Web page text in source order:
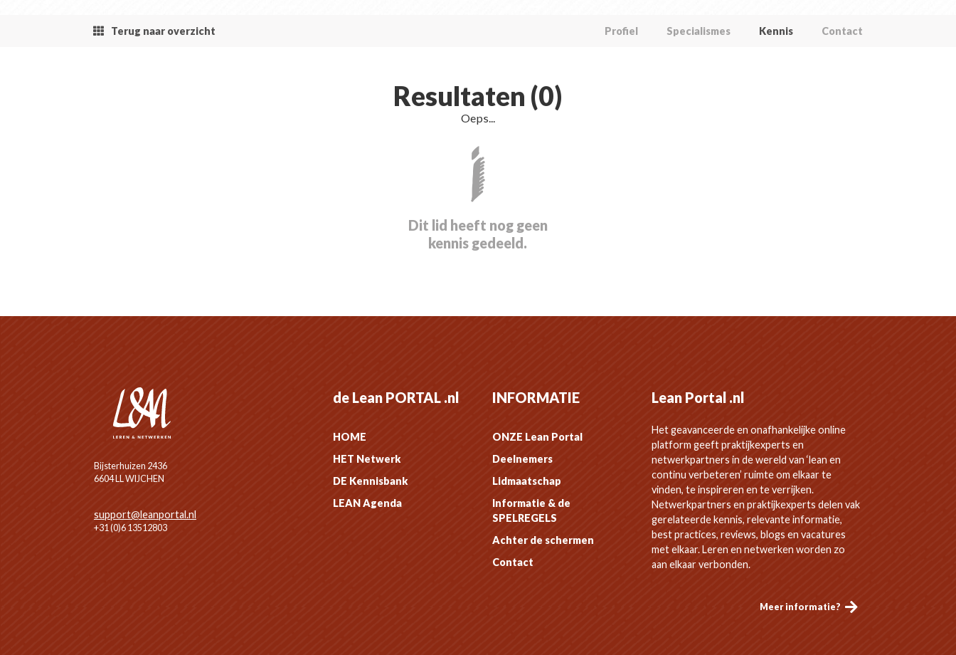
Terug naar overzicht Profiel Specialismes Kennis Contact
Resultaten (0)
Oeps...
Dit lid heeft nog geen
kennis gedeeld.
Bijsterhuizen 2436
6604 LL WIJCHEN
support@leanportal.nl
+31 (0)6 13512803
de Lean PORTAL .nl
HOME
HET Netwerk
DE Kennisbank
LEAN Agenda
INFORMATIE
ONZE Lean Portal
Deelnemers
Lidmaatschap
Informatie & de
SPELREGELS
Achter de schermen
Contact
Lean Portal .nl
Het geavanceerde en onafhankelijke online
platform geeft praktijkexperts en
netwerkpartners in de wereld van ‘lean en
continu verbeteren’ ruimte om elkaar te
vinden, te inspireren en te verrijken.
Netwerkpartners en praktijkexperts delen vak
gerelateerde kennis, relevante informatie,
best practices, reviews, blogs en vacatures
met elkaar. Leren en netwerken worden zo
aan elkaar verbonden.
Meer informatie?